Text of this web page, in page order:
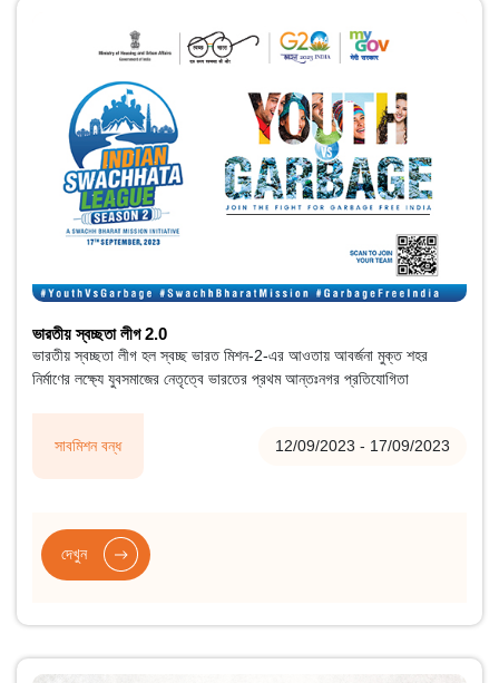
সাবমিশন বন্ধ 12/09/2023 - 17/09/2023
ভারতীয় স্বচ্ছতা লীগ 2.0
ভারতীয় স্বচ্ছতা লীগ হল স্বচ্ছ ভারত মিশন-2-এর আওতায় আবর্জনা মুক্ত শহর
নির্মাণের লক্ষ্যে যুবসমাজের নেতৃত্বে ভারতের প্রথম আন্তঃনগর প্রতিযোগিতা
দেখুন